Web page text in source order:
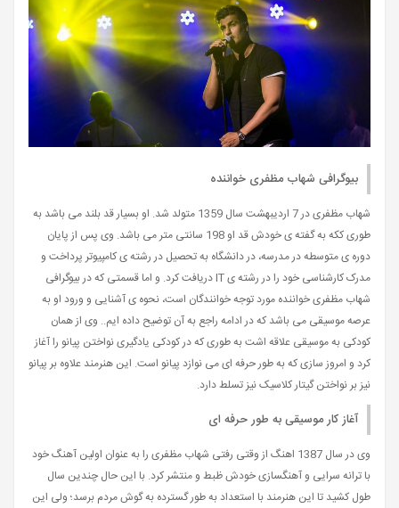
بیوگرافی شهاب مظفری خواننده
شهاب مظفری در 7 اردیبهشت سال 1359 متولد شد. او بسیار قد بلند می باشد به
طوری ککه به گفته ی خودش قد او 198 سانتی متر می باشد. وی پس از پایان
دوره ی متوسطه در مدرسه، در دانشگاه به تحصیل در رشته ی کامپیوتر پرداخت و
مدرک کارشناسی خود را در رشته ی IT دریافت کرد. و اما قسمتی که در بیوگرافی
شهاب مظفری خواننده مورد توجه خوانندگان است، نحوه ی آشنایی و ورود او به
عرصه موسیقی می باشد که در ادامه راجع به آن توضیح داده ایم.. وی از همان
کودکی به موسیقی علاقه اشت به طوری که در کودکی یادگیری نواختن پیانو را آغاز
کرد و امروز سازی که به طور حرفه ای می نوازد پیانو است. این هنرمند علاوه بر پیانو
نیز بر نواختن گیتار کلاسیک نیز تسلط دارد.
آغاز کار موسیقی به طور حرفه ای
وی در سال 1387 اهنگ از وقتی رفتی شهاب مظفری را به عنوان اولین آهنگ خود
با ترانه سرایی و آهنگسازی خودش ظبط و منتشر کرد. با این حال چندین سال
طول کشید تا این هنرمند با استعداد به طور گسترده به گوش مردم برسد؛ ولی این